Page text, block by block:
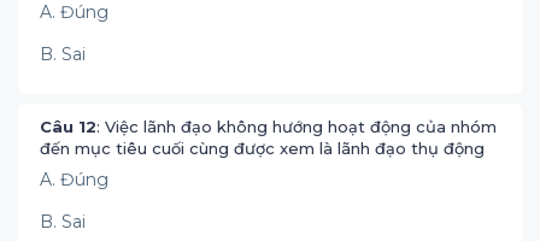
A. Đúng
B. Sai
Câu 12: Việc lãnh đạo không hướng hoạt động của nhóm
đến mục tiêu cuối cùng được xem là lãnh đạo thụ động
A. Đúng
B. Sai